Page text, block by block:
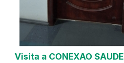
Visita a CONEXAO SAUDE